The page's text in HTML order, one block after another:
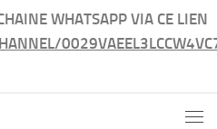
WHATSAPP VIA CE LIEN